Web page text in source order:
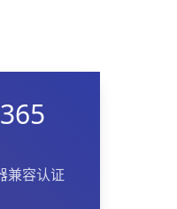
兼容认证